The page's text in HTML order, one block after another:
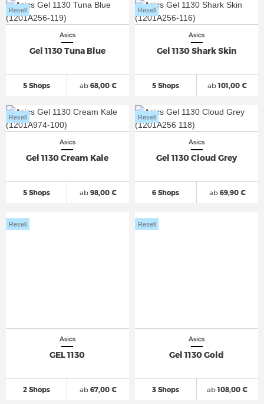
Asics
Gel 1130 Tuna Blue
5 Shops
Resell
ab68,00 €
Asics
Gel 1130 Shark Skin
5 Shops
Resell
ab101,00 €
Asics
Gel 1130 Cream Kale
5 Shops
Resell
ab98,00 €
Asics
Gel 1130 Cloud Grey
6 Shops
Resell
ab69,90 €
Asics
GEL 1130
2 Shops
Resell
ab67,00 €
Asics
Gel 1130 Gold
3 Shops
Resell
ab108,00 €